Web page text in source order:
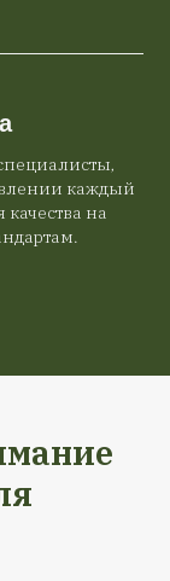
каждый
на